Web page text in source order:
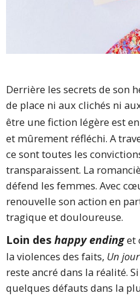
Derrière les secrets de son
de place ni aux clichés ni
être une fiction légère est
et mûrement réfléchi. A
ce sont toutes les
transparaissent. La
défend les femmes. Avec
renouvelle son action en
tragique et douloureuse.
Loin des happy endinget
la violences des faits, Un
reste ancré dans la réalité.
quelques défauts dans la